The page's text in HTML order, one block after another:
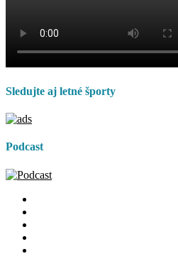
Sledujte aj letné športy
Podcast